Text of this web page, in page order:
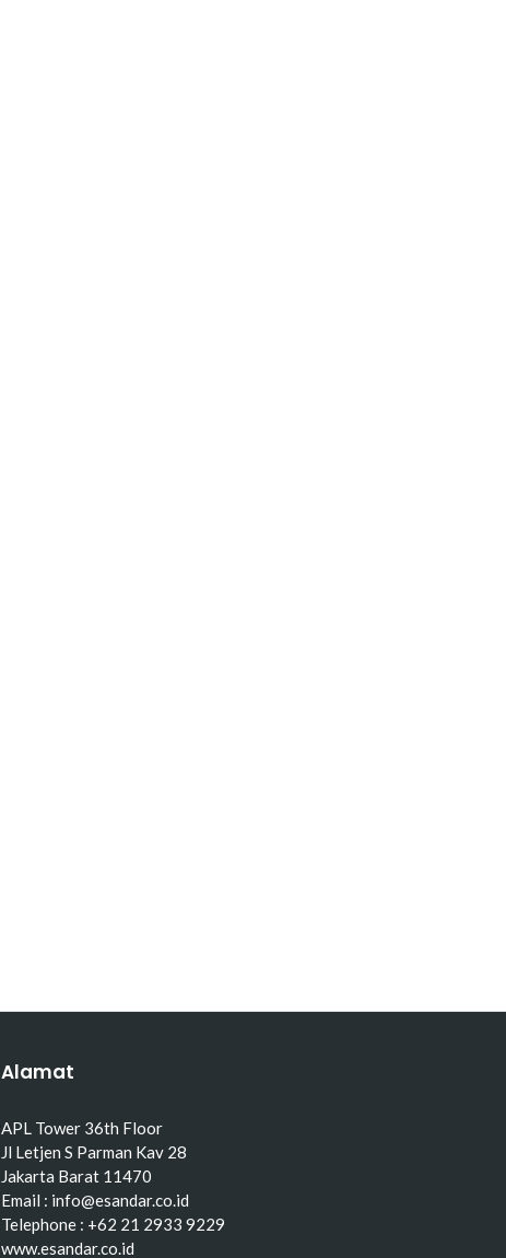
Alamat
APL Tower 36th Floor
Jl Letjen S Parman Kav 28
Jakarta Barat 11470
Email : info@esandar.co.id
Telephone : +62 21 2933 9229
www.esandar.co.id